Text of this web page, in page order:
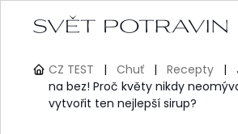
CZ TEST | Chuť | Recepty |
na bez! Proč květy nikdy
vytvořit ten nejlepší sirup?